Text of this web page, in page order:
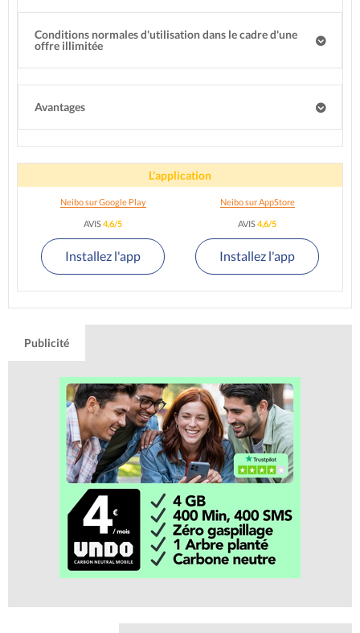
Conditions normales d'utilisation dans le cadre d'une
offre illimitée
Avantages
L'application
Neibo sur Google Play
AVIS4,6/5
Installez l'app
Neibo sur AppStore
AVIS4,6/5
Installez l'app
Publicité